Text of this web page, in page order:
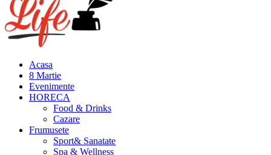
Acasa
8 Martie
Evenimente
HORECA
Food & Drinks
Cazare
Frumusete
Sport& Sanatate
Spa & Wellness